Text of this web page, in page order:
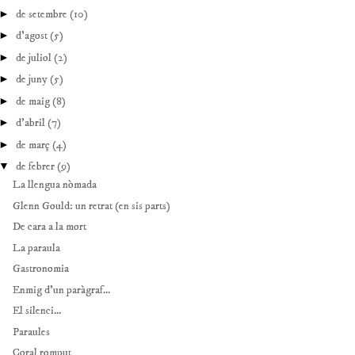
► de setembre (10)
► d’agost(5)
► de juliol(2)
► de juny(5)
► de maig(8)
► d’abril(7)
► de març (4)
▼ de febrer(9)
La llengua nòmada
Glenn Gould: un retrat (en sis parts)
De cara a la mort
La paraula
Gastronomia
Enmig d'un paràgraf...
El silenci...
Paraules